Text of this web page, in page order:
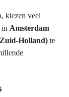
kiezen veel
in Amsterdam
Holland) te